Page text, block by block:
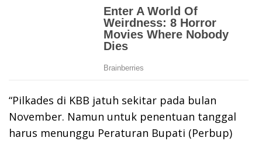
“Pilkades di KBB jatuh sekitar pada bulan
November. Namun untuk penentuan tanggal
harus menunggu Peraturan Bupati (Perbup)